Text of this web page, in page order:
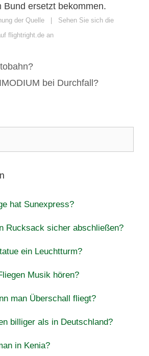
Bund ersetzt bekommen.
der Quelle | Sehen Sie sich die
flightright.de an
bei Durchfall?
hat Sunexpress?
Rucksack sicher abschließen?
ein Leuchtturm?
Musik hören?
man Überschall fliegt?
billiger als in Deutschland?
in Kenia?